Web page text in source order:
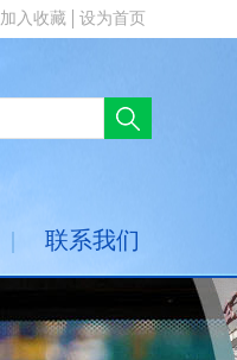
加入收藏 设为首页
| 联系我们